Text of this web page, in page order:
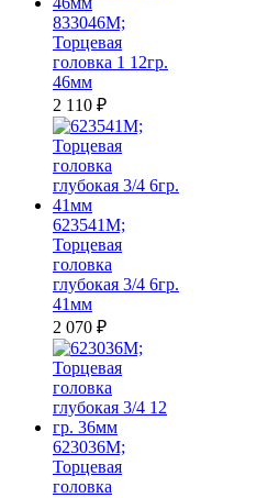
833046M;
Торцевая
головка 1 12гр.
46мм
2 110 ₽
623541M;
Торцевая
головка
глубокая 3/4 6гр.
41мм
2 070 ₽
623036M;
Торцевая
головка